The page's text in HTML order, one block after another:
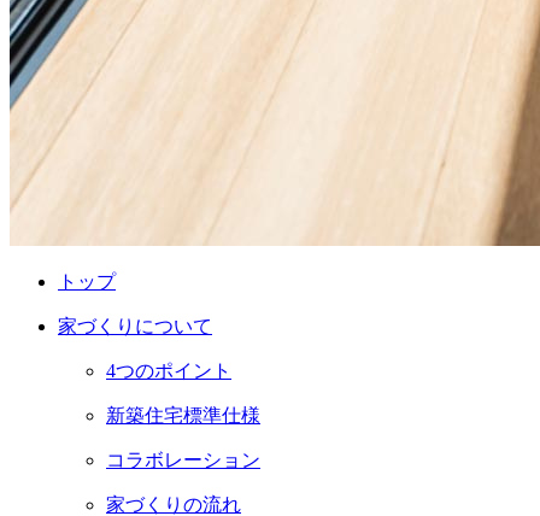
トップ
家づくりについて
4つのポイント
新築住宅標準仕様
コラボレーション
家づくりの流れ